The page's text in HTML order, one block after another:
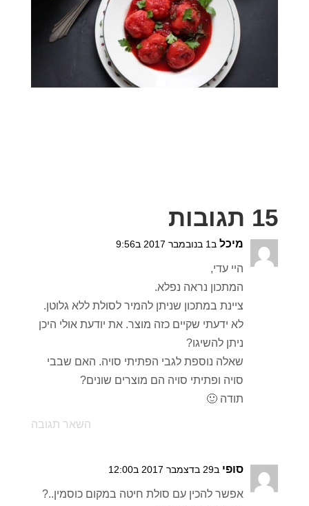
15 תגובות
מיכל ב1 בנובמבר 2017 ב9:56
היי עדי,
המתכון נראה נפלא.
ציינת במתכון שניתן להמיר לסולת ללא גלוטן.
לא ידעתי שקיים כזה מוצר. את יודעת אולי היכן
ניתן להשיגו?
שאלה נוספת לגבי הפתיתי סויה. האם שבבי
סויה ופתיתי סויה הם מוצרים שונים?
תודה 🙂
השאר תגובה
סופי ב29 בדצמבר 2017 ב12:00
אפשר להכין עם סולת חיטה במקום כוסמין..?